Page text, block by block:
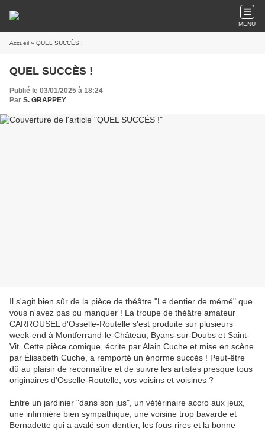
MENU
Accueil » QUEL SUCCÈS !
QUEL SUCCÈS !
Publié le 03/01/2025 à 18:24
Par S. GRAPPEY
Il s'agit bien sûr de la pièce de théâtre "Le dentier de mémé" que
vous n'avez pas pu manquer ! La troupe de théâtre amateur
CARROUSEL d'Osselle-Routelle s'est produite sur plusieurs
week-end à Montferrand-le-Château, Byans-sur-Doubs et Saint-
Vit. Cette pièce comique, écrite par Alain Cuche et mise en scène
par Élisabeth Cuche, a remporté un énorme succès ! Peut-être
dû au plaisir de reconnaître et de suivre les artistes presque tous
originaires d'Osselle-Routelle, vos voisins et voisines ?
Entre un jardinier "dans son jus", un vétérinaire accro aux jeux,
une infirmière bien sympathique, une voisine trop bavarde et
Bernadette qui a avalé son dentier, les fous-rires et la bonne